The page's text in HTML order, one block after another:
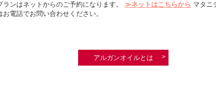
ランはネットからのご予約になります。 ≫ネットはこちらから マタニ
お電話でお問い合わせください。
アルガンオイルとは